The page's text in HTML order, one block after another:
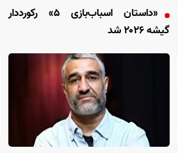
«داستان اسباب‌بازی ۵» رکورددار
گیشه ۲۰۲۶ شد